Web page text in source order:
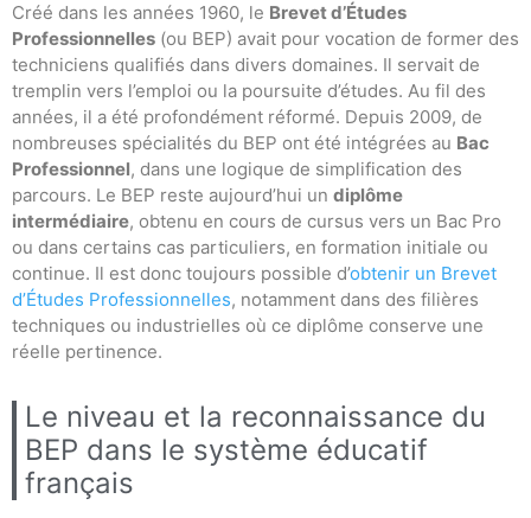
Créé dans les années 1960, le Brevet d’Études
Professionnelles (ou BEP) avait pour vocation de former des
techniciens qualifiés dans divers domaines. Il servait de
tremplin vers l’emploi ou la poursuite d’études. Au fil des
années, il a été profondément réformé. Depuis 2009, de
nombreuses spécialités du BEP ont été intégrées au Bac
Professionnel, dans une logique de simplification des
parcours. Le BEP reste aujourd’hui un diplôme
intermédiaire, obtenu en cours de cursus vers un Bac Pro
ou dans certains cas particuliers, en formation initiale ou
continue. Il est donc toujours possible d’obtenir un Brevet
d’Études Professionnelles, notamment dans des filières
techniques ou industrielles où ce diplôme conserve une
réelle pertinence.
Le niveau et la reconnaissance du
BEP dans le système éducatif
français